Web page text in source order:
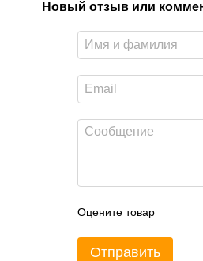
Новый отзыв или
Оцените товар
Отправить